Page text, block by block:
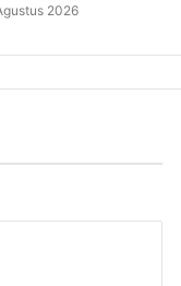
2026